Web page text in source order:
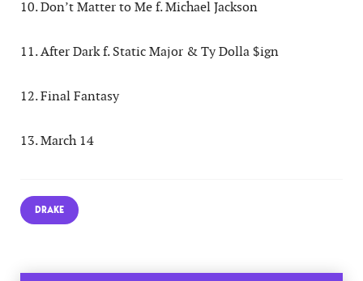
10. Don’t Matter to Me f. Michael Jackson
11. After Dark f. Static Major & Ty Dolla $ign
12. Final Fantasy
13. March 14
DRAKE